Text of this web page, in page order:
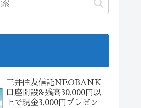
三井住友信託NEOBANK
口座開設&残高30,000円以
上で現金3,000円プレゼン